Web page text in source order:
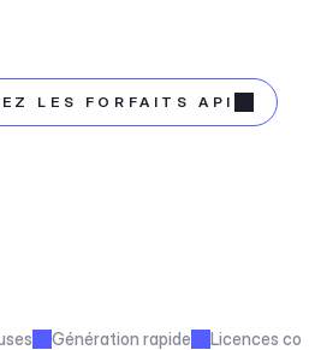
LES FORFAITS API
Génération rapide Licences